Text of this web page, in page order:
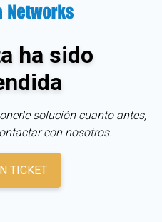
ha sido
solución cuanto antes,
con nosotros.
TICKET